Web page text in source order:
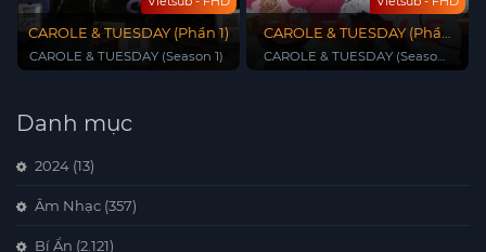
CAROLE & TUESDAY (Phần 1)
CAROLE & TUESDAY (Season 1)
CAROLE & TUESDAY (Phần
2)
CAROLE & TUESDAY (Season
Danh mục
2024 (13)
Âm Nhạc (357)
Bí Ẩn (2.121)